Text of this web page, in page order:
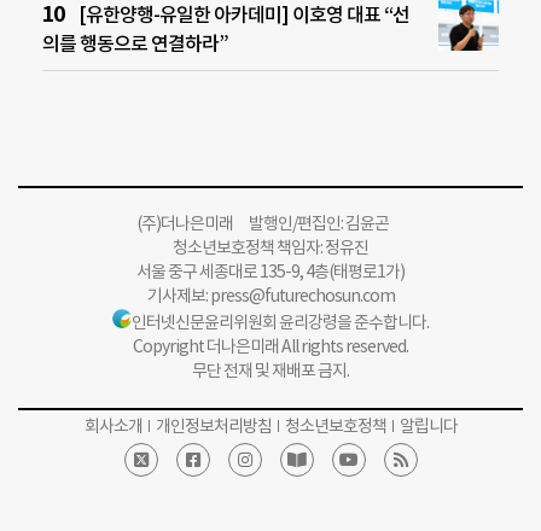
[유한양행-유일한 아카데미] 이호영 대표 “선
의를 행동으로 연결하라”
(주)더나은미래 발행인/편집인: 김윤곤
청소년보호정책 책임자: 정유진
서울 중구 세종대로 135-9, 4층(태평로1가)
기사제보:press@futurechosun.com
인터넷신문윤리위원회 윤리강령을 준수합니다.
Copyright 더나은미래 All rights reserved.
무단 전재 및 재배포 금지.
회사소개 개인정보처리방침 청소년보호정책 알립니다